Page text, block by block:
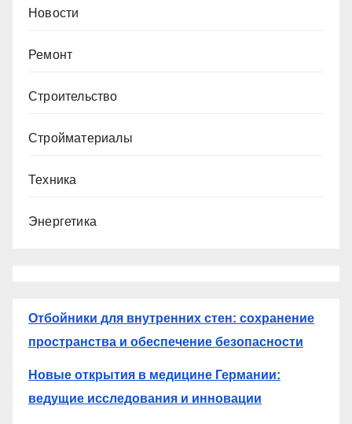
Новости
Ремонт
Строительство
Стройматериалы
Техника
Энергетика
Отбойники для внутренних стен: сохранение
пространства и обеспечение безопасности
Новые открытия в медицине Германии:
ведущие исследования и инновации